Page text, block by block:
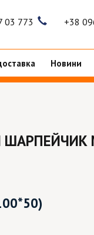
03 773 +38
Новини